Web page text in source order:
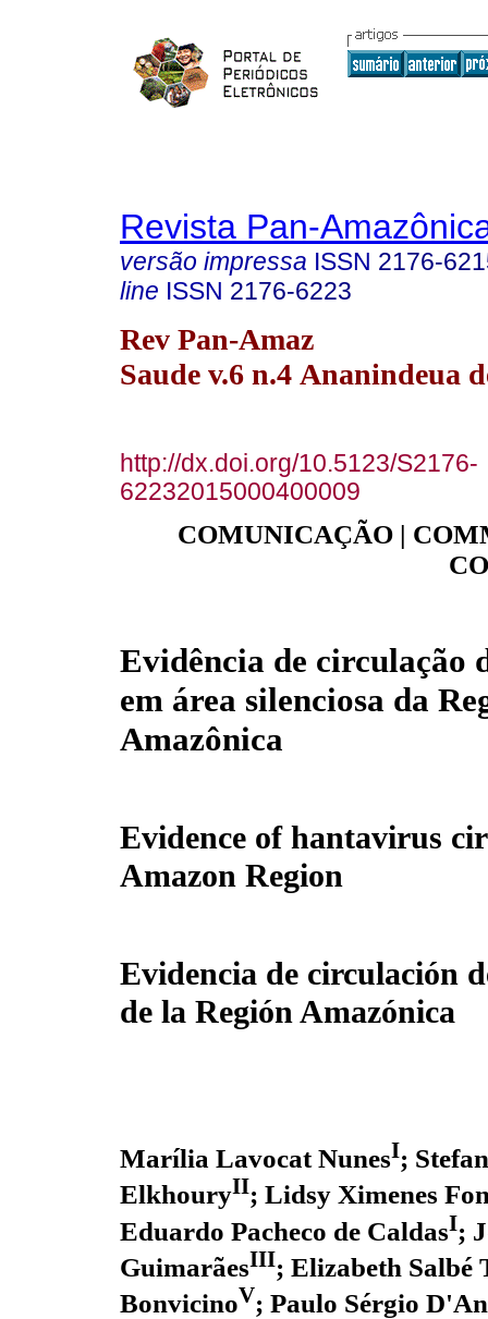
Revista Pan-
versão impressa ISSN 2176-
line ISSN 2176-6223
Rev Pan-Amaz
Saude v.6 n.4 Ananindeua
http://dx.doi.org/10.5123/S2176-
62232015000400009
COMUNICAÇÃO |
Evidência de circulação
em área silenciosa da
Amazônica
Evidence of hantavirus
Amazon Region
Evidencia de circulación
de la Región Amazónica
Marília Lavocat NunesI;
ElkhouryII; Lidsy Ximenes
Eduardo Pacheco de CaldasI;
GuimarãesIII; Elizabeth Salbé
BonvicinoV; Paulo Sérgio